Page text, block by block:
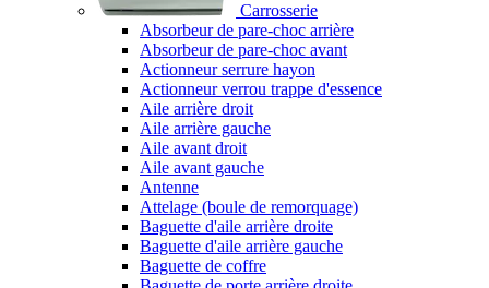
Carrosserie
Absorbeur de pare-choc arrière
Absorbeur de pare-choc avant
Actionneur serrure hayon
Actionneur verrou trappe d'essence
Aile arrière droit
Aile arrière gauche
Aile avant droit
Aile avant gauche
Antenne
Attelage (boule de remorquage)
Baguette d'aile arrière droite
Baguette d'aile arrière gauche
Baguette de coffre